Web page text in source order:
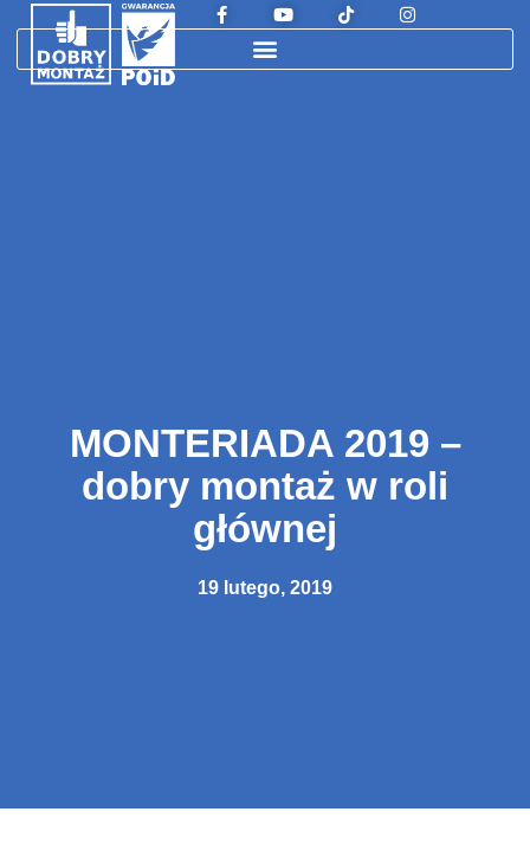
MONTERIADA 2019 –
dobry montaż w roli
głównej
19 lutego, 2019